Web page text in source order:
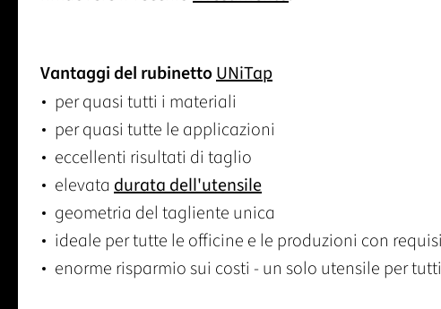
Vantaggi del rubinettoUNiTap
per quasi tutti i materiali
per quasi tutte le applicazioni
eccellenti risultati di taglio
elevata durata dell'utensile
geometria del tagliente unica
ideale per tutte le officine e le produzioni con
enorme risparmio sui costi - un solo utensile per